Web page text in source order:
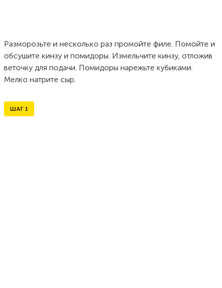
Разморозьте и несколько раз промойте филе. Помойте и
обсушите кинзу и помидоры. Измельчите кинзу, отложив
веточку для подачи. Помидоры нарежьте кубиками.
Мелко натрите сыр.
ШАГ 1